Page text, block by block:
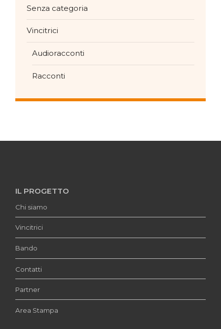
Senza categoria
Vincitrici
Audioracconti
Racconti
IL PROGETTO
Chi siamo
Vincitrici
Bando
Contatti
Partner
Area Stampa